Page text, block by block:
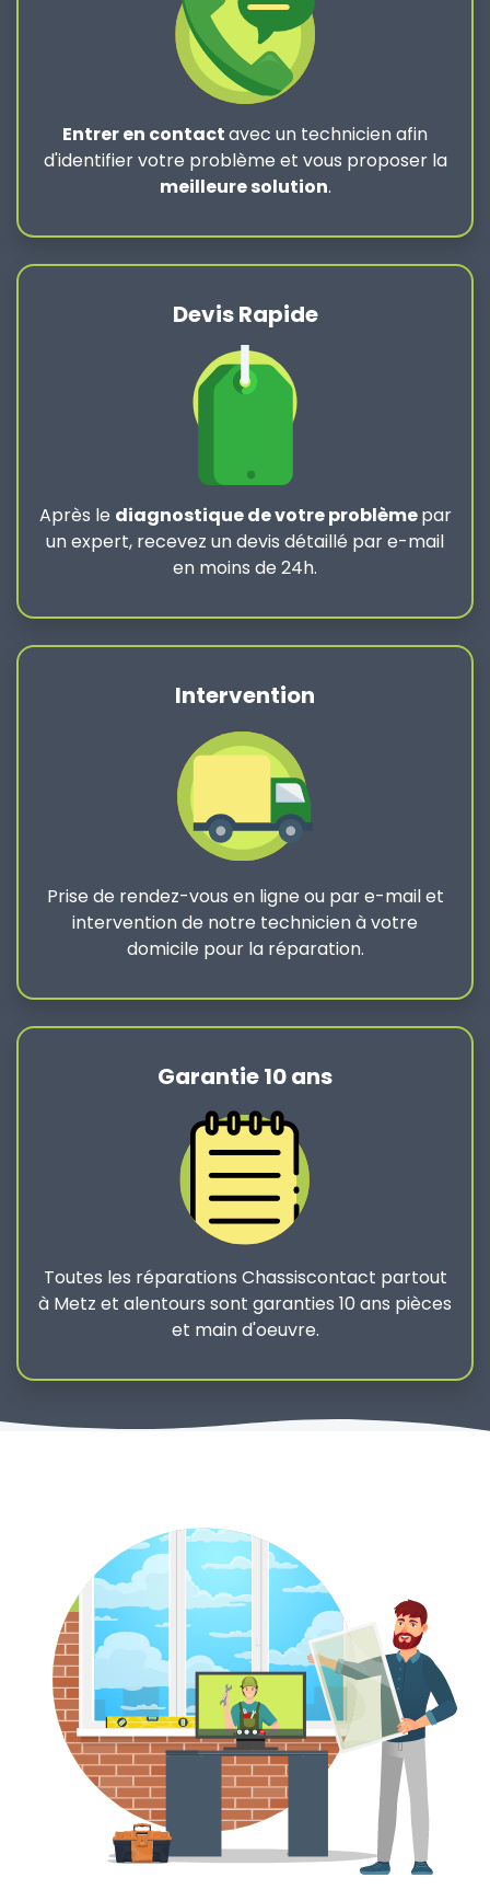
Entrer en contactavec un technicien afin
d'identifier votre problème et vous proposer la
meilleure solution.
Devis Rapide
Après le diagnostique de votre problèmepar
un expert, recevez un devis détaillé par e-mail
en moins de 24h.
Intervention
Prise de rendez-vous en ligne ou par e-mail et
intervention de notre technicien à votre
domicile pour la réparation.
Garantie 10 ans
Toutes les réparations Chassiscontact partout
à Metz et alentours sont garanties 10 ans pièces
et main d'oeuvre.